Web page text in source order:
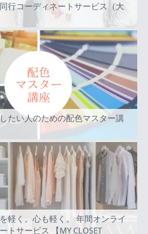
行コーディネートサービス（大
たい人のための配色マスター講
軽く。心も軽く。 年間オンライ
トサービス 【MY CLOSET